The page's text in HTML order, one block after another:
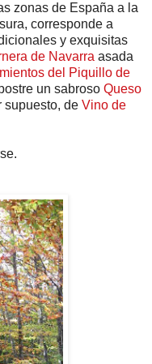
zonas de España a la
corresponde a
y exquisitas
de Navarra asada
del Piquillo de
un sabroso Queso
supuesto, de Vino de